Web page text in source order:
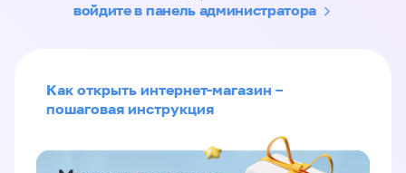
войдите в панель администратора
Как открыть интернет-магазин –
пошаговая инструкция